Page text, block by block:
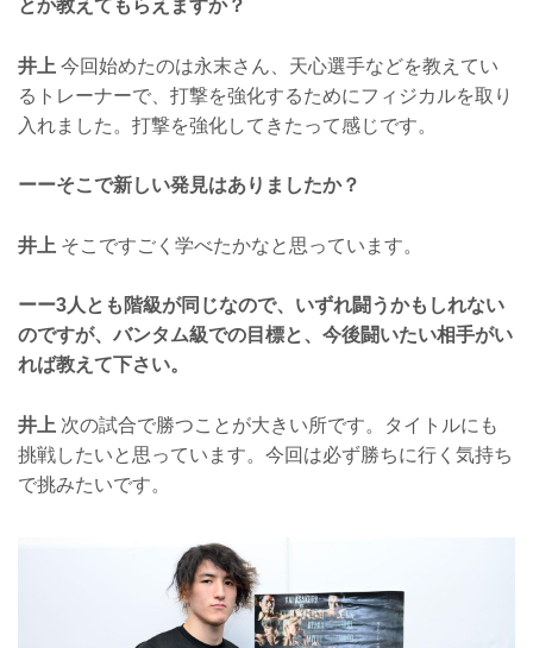
とか教えてもらえますか？
井上 今回始めたのは永末さん、天心選手などを教えてい
るトレーナーで、打撃を強化するためにフィジカルを取り
入れました。打撃を強化してきたって感じです。
ーーそこで新しい発見はありましたか？
井上 そこですごく学べたかなと思っています。
ーー3人とも階級が同じなので、いずれ闘うかもしれない
のですが、バンタム級での目標と、今後闘いたい相手がい
れば教えて下さい。
井上 次の試合で勝つことが大きい所です。タイトルにも
挑戦したいと思っています。今回は必ず勝ちに行く気持ち
で挑みたいです。